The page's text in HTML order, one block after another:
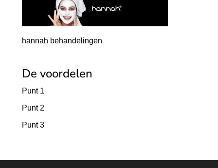
hannah behandelingen
De voordelen
Punt 1
Punt 2
Punt 3